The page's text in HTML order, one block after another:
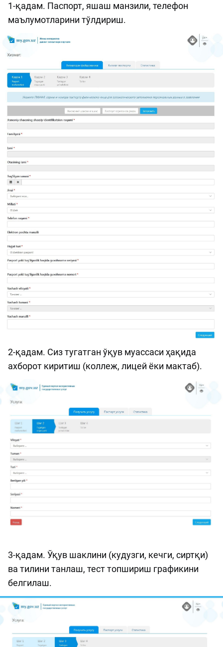
1-қадам. Паспорт, яшаш манзили, телефон
маълумотларини тўлдириш.
2-қадам. Сиз тугатган ўқув муассаси ҳақида
ахборот киритиш (коллеж, лицей ёки мактаб).
3-қадам. Ўқув шаклини (кудузги, кечги, сиртқи)
ва тилини танлаш, тест топшириш графикини
белгилаш.